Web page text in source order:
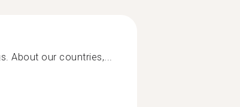
About our countries,...